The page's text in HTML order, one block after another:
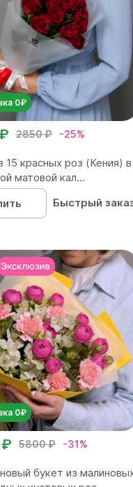
0₽
2850 ₽ -25%
15 красных роз (Кения) в
матовой кал...
Быстрый
0₽
5800 ₽ -31%
букет из